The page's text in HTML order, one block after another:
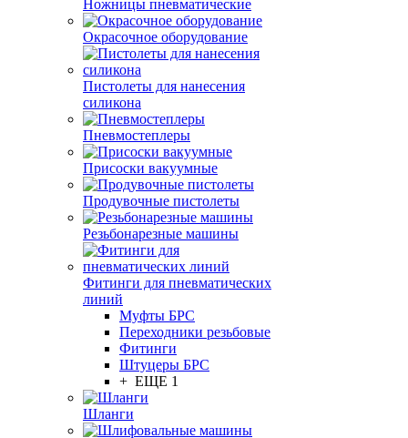
Ножницы пневматические
Окрасочное оборудование
Пистолеты для нанесения
силикона
Пневмостеплеры
Присоски вакуумные
Продувочные пистолеты
Резьбонарезные машины
Фитинги для пневматических
линий
Муфты БРС
Переходники резьбовые
Фитинги
Штуцеры БРС
+ ЕЩЕ 1
Шланги